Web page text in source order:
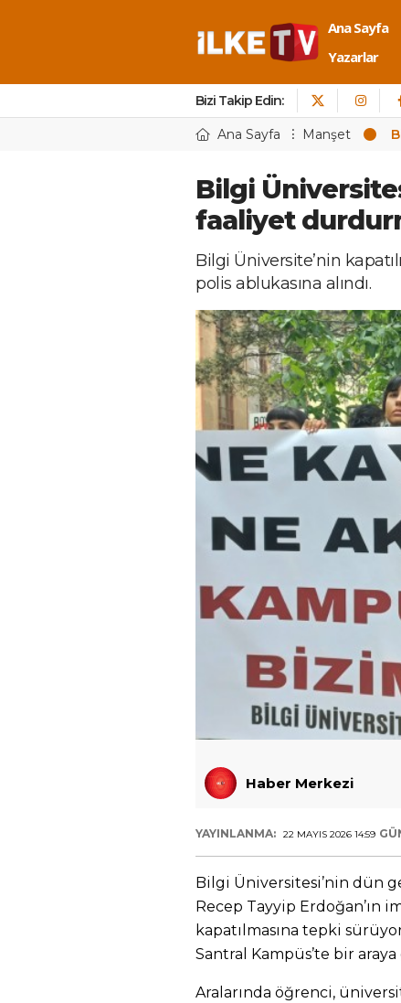
Ana Sayfa
Yazarlar
Bizi Takip Edin:
Ana Sayfa Manşet
Bilgi
faaliyet
Bilgi Üniversite’nin
polis ablukasına alındı.
Haber Merkezi
YAYINLANMA: 22 MAYIS 2026 14:59
Bilgi Üniversitesi’nin dün
Recep Tayyip Erdoğan’ın
kapatılmasına tepki
Santral Kampüs’te bir
Aralarında öğrenci,